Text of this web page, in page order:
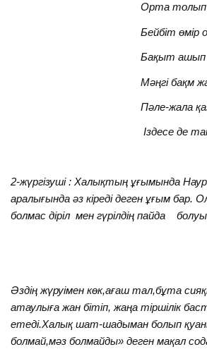
Орта толып
Бейбіт өмір
Бақыт ашып
Мәңгі бақм
Пәле-жала
Іздесе де
2-жүргізуші : Халықтың ұғымында
аралығында әз кіреді деген ұғым бар.
болмас діріл мен гүрілдің пайда болуы
Әздің жүруімен көк,ағаш тал,бұта
атаулыға жан бітіп, жаңа тіршілік
етеді.Халық шат-шадыман болып
болмай,мәз болмайды» деген мақал